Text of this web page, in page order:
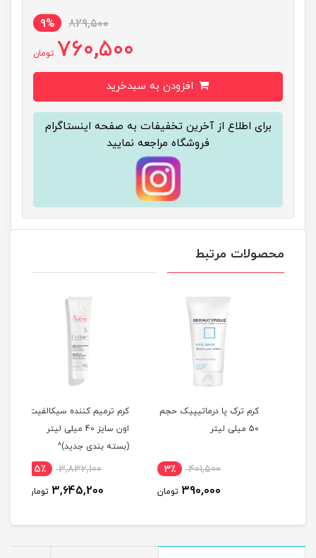
829,500
9%
760,500 تومان
برای اطلاع از آخرین تخفیفات به صفحه اینستاگرام
فروشگاه مراجعه نمایید
محصولات مرتبط
کرم ترک پا درماتیپیک حجم
401,500 3٪
390,000 تومان
كرم ترمیم کننده سيكالفیت
اون سایز 40 میلی لیتر
(بسته بندی جدید)^
3,832,100 5٪
3,645,200 تومان